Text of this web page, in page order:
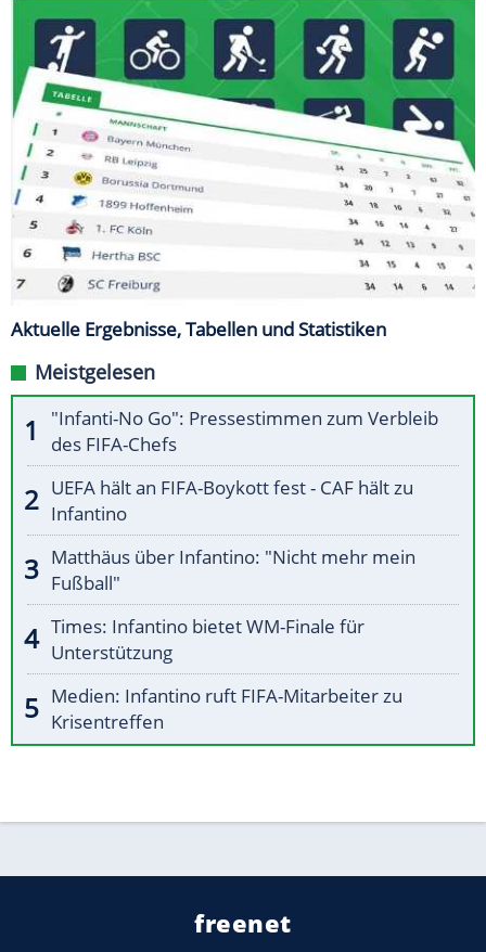
Aktuelle Ergebnisse, Tabellen und Statistiken
Meistgelesen
"Infanti-No Go": Pressestimmen zum Verbleib
des FIFA-Chefs
UEFA hält an FIFA-Boykott fest - CAF hält zu
Infantino
Matthäus über Infantino: "Nicht mehr mein
Fußball"
Times: Infantino bietet WM-Finale für
Unterstützung
Medien: Infantino ruft FIFA-Mitarbeiter zu
Krisentreffen
freenet